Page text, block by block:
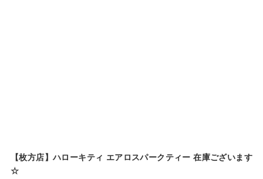
【枚方店】ハローキティ エアロスパークティー 在庫ございます
☆